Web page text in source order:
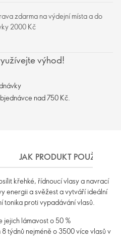
zdarma na výdejní místa a do
2000 Kč
výhod!
nad 750 Kč.
JAK PRODUKT POUŽÍVAT
křehké, řídnoucí vlasy a navrací
energii a svěžest a vytváří ideální
tonika proti vypadávání vlasů.
jejich lámavost o 50 %
týdnů nejméně o 3500 více vlasů v